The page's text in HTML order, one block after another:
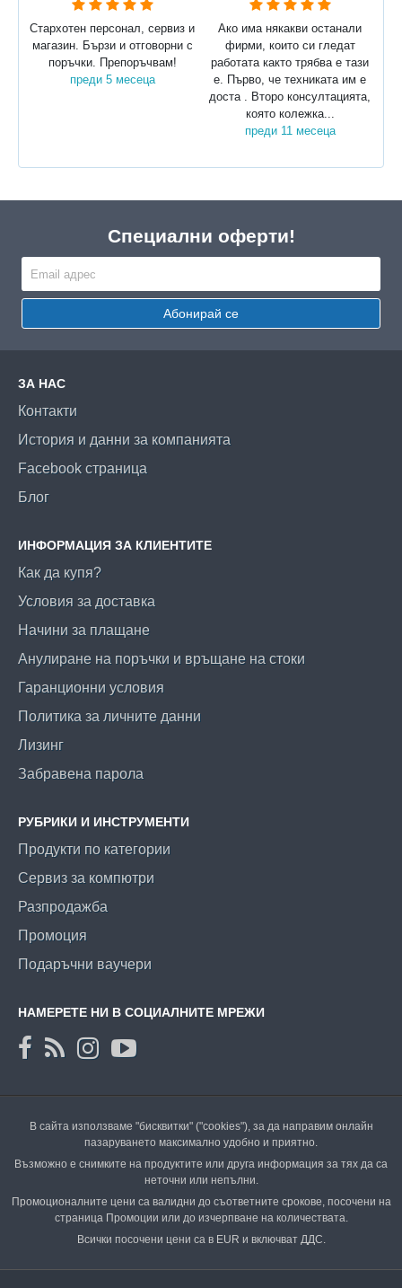
Стархотен персонал, сервиз и
магазин. Бързи и отговорни с
поръчки. Препоръчвам!
преди 5 месеца
Ако има някакви останали
фирми, които си гледат
работата както трябва е тази
е. Първо, че техниката им е
доста . Второ консултацията,
която колежка...
преди 11 месеца
Специални оферти!
Абонирай се
ЗА НАС
Контакти
История и данни за компанията
Facebook страница
Блог
ИНФОРМАЦИЯ ЗА КЛИЕНТИТЕ
Как да купя?
Условия за доставка
Начини за плащане
Анулиране на поръчки и връщане на стоки
Гаранционни условия
Политика за личните данни
Лизинг
Забравена парола
РУБРИКИ И ИНСТРУМЕНТИ
Продукти по категории
Сервиз за компютри
Разпродажба
Промоция
Подаръчни ваучери
НАМЕРЕТЕ НИ В СОЦИАЛНИТЕ МРЕЖИ
В сайта използваме "бисквитки" ("cookies"), за да направим онлайн
пазаруването максимално удобно и приятно.
Възможно е снимките на продуктите или друга информация за тях да са
неточни или непълни.
Промоционалните цени са валидни до съответните срокове, посочени на
страница Промоции или до изчерпване на количествата.
Всички посочени цени са в EUR и включват ДДС.